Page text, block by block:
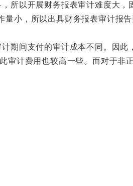
以开展财务报表审计难度大，
小，所以出具财务报表审计报
间支付的审计成本不同。因此
审计费用也较高一些。而对于非